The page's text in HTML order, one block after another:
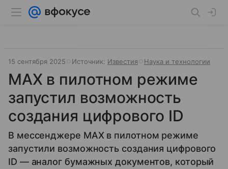
15 сентября 2025 Источник: Известия Наука и технологии
МАХ в пилотном режиме
запустил возможность
создания цифрового ID
В мессенджере МАХ в пилотном режиме
запустили возможность создания цифрового
ID — аналог бумажных документов, который